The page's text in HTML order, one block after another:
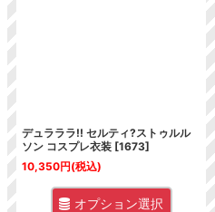
デュラララ!! セルティ?ストゥルル
ソン コスプレ衣装 [1673]
10,350円(税込)
オプション選択